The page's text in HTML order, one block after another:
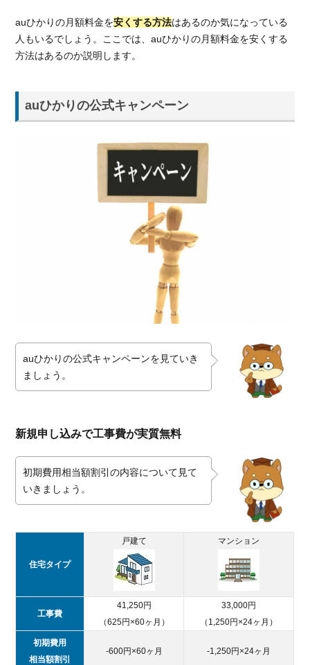
auひかりの月額料金を安くする方法はあるのか気になっている
人もいるでしょう。ここでは、auひかりの月額料金を安くする
方法はあるのか説明します。
auひかりの公式キャンペーン
auひかりの公式キャンペーンを見ていき
ましょう。
新規申し込みで工事費が実質無料
初期費用相当額割引の内容について見て
いきましょう。
住宅タイプ
戸建て マンション
工事費
41,250円
（625円×60ヶ月）
33,000円
（1,250円×24ヶ月）
初期費用
相当額割引
-600円×60ヶ月 -1,250円×24ヶ月